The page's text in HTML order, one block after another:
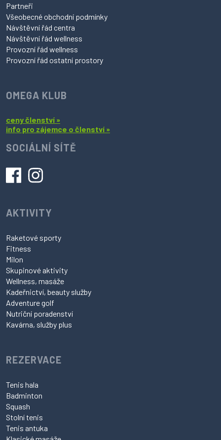
Partneři
Všeobecné obchodní podmínky
Návštěvní řád centra
Návštěvní řád wellness
Provozní řád wellness
Provozní řád ostatní prostory
OMEGA KLUB
ceny členství »
info pro zájemce o členství »
SOCIÁLNÍ SÍTĚ
AKTIVITY
Raketové sporty
Fitness
Milon
Skupinové aktivity
Wellness, masáže
Kadeřnictví, beauty služby
Adventure golf
Nutriční poradenství
Kavárna, služby plus
REZERVACE
Tenis hala
Badminton
Squash
Stolní tenis
Tenis antuka